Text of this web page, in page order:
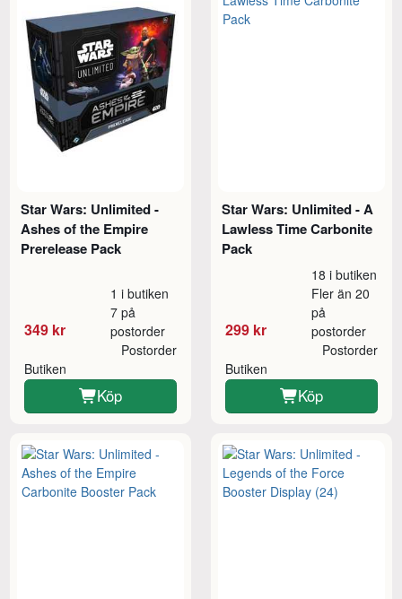
Star Wars: Unlimited -
Ashes of the Empire
Prerelease Pack
349 kr
1 i butiken
7 på
postorder
Butiken
Postorder
Köp
Star Wars: Unlimited - A
Lawless Time Carbonite
Pack
299 kr
18 i butiken
Fler än 20
på
postorder
Butiken
Postorder
Köp